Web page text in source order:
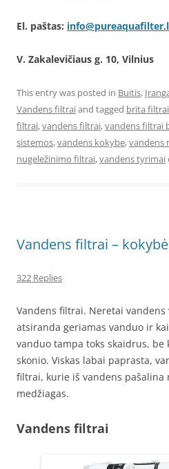
El. paštas:
V. Zakalevičiaus g. 10, Vilnius
This entry was posted in Buitis,
Vandens filtraiand tagged brita filtrai
filtrai,vandens filtrai,vandens filtrai
sistemos,vandens kokybe,vandens
nugeležinimo filtrai,vandens tyrimai
Vandens filtrai –
322 Replies
Vandens filtrai. Neretai
atsiranda geriamas vanduo ir
vanduo tampa toks skaidrus, be
skonio. Viskas labai paprasta,
filtrai, kurie iš vandens pašalina
medžiagas.
Vandens filtrai